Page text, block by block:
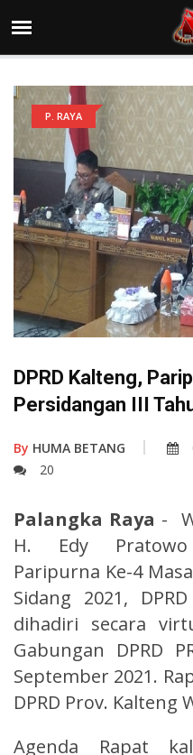
P. RAYA
DPRD Kalteng,
Persidangan III
By HUMA BETANG
20
Palangka Raya -
H. Edy
Paripurna Ke-4
Sidang 2021,
dihadiri secara
Gabungan DPRD
September 2021.
DPRD Prov. Kalteng
Agenda Rapat